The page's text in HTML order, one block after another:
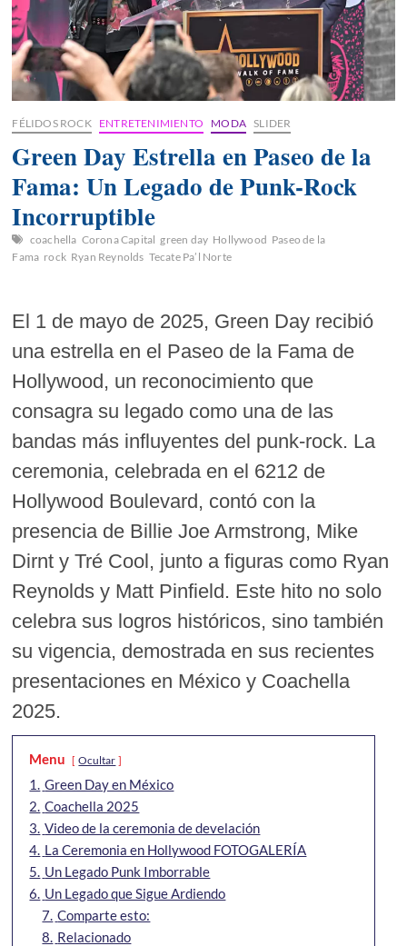
FÉLIDOS ROCK ENTRETENIMIENTO MODA SLIDER
Green Day Estrella en Paseo de la
Fama: Un Legado de Punk-Rock
Incorruptible
coachella Corona Capital green day Hollywood Paseo de la
Fama rock Ryan Reynolds Tecate Pa’l Norte
El 1 de mayo de 2025, Green Day recibió
una estrella en el Paseo de la Fama de
Hollywood, un reconocimiento que
consagra su legado como una de las
bandas más influyentes del punk-rock. La
ceremonia, celebrada en el 6212 de
Hollywood Boulevard, contó con la
presencia de Billie Joe Armstrong, Mike
Dirnt y Tré Cool, junto a figuras como Ryan
Reynolds y Matt Pinfield. Este hito no solo
celebra sus logros históricos, sino también
su vigencia, demostrada en sus recientes
presentaciones en México y Coachella
2025.
Menu Ocultar
1. Green Day en México
2. Coachella 2025
3. Video de la ceremonia de develación
4. La Ceremonia en Hollywood FOTOGALERÍA
5. Un Legado Punk Imborrable
6. Un Legado que Sigue Ardiendo
7. Comparte esto:
8. Relacionado